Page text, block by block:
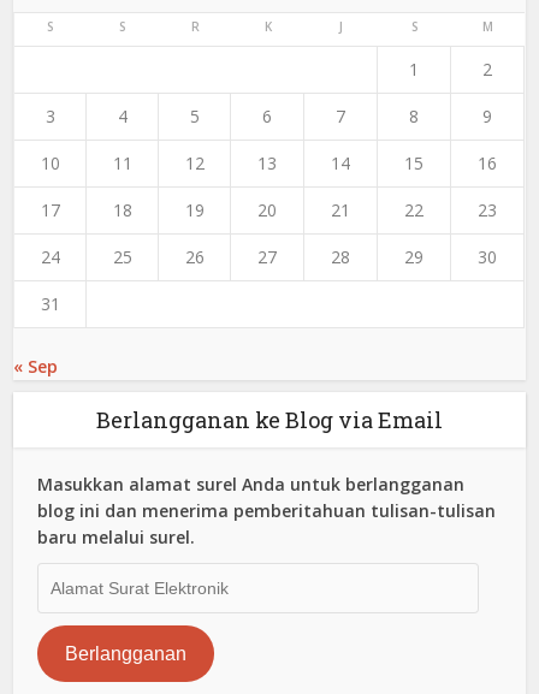
S S R K J S M
1 2
3 4 5 6 7 8 9
10 11 12 13 14 15 16
17 18 19 20 21 22 23
24 25 26 27 28 29 30
31
« Sep
Berlangganan ke Blog via Email
Masukkan alamat surel Anda untuk berlangganan
blog ini dan menerima pemberitahuan tulisan-tulisan
baru melalui surel.
Surat
Elektronik
Berlangganan